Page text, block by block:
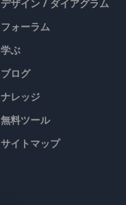
デザイン / ダイアグラム
フォーラム
学ぶ
ブログ
ナレッジ
無料ツール
サイトマップ